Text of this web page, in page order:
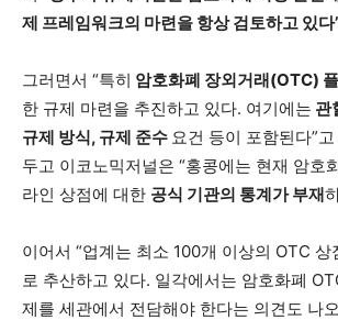
제 프레임워크의 마련을 항상 검토하고 있다
그러면서 “특히 암호화폐 장외거래(OTC)
한 규제 마련을 추진하고 있다. 여기에는 관
규제 방식, 규제 준수 요건 등이 포함된다”
두고 이코노믹저널은 “홍콩에는 현재 암호
라인 상점에 대한 공식 기관의 통계가 부재
이어서 “업계는 최소 100개 이상의 OTC 상
로 추산하고 있다. 일각에서는 암호화폐
제를 세관에서 전담해야 한다는 의견도 나